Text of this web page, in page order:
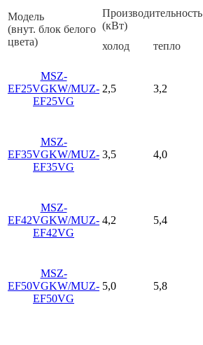
Модель
(внут. блок белого
цвета)
Производительность
(кВт)
холод тепло
MSZ-
EF25VGKW/MUZ-
EF25VG
2,5 3,2
MSZ-
EF35VGKW/MUZ-
EF35VG
3,5 4,0
MSZ-
EF42VGKW/MUZ-
EF42VG
4,2 5,4
MSZ-
EF50VGKW/MUZ-
EF50VG
5,0 5,8